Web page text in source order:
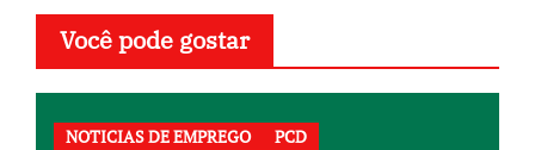
Você pode gostar
NOTICIAS DE EMPREGO PCD